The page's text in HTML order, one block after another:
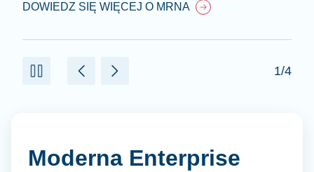
DOWIEDZ SIĘ WIĘCEJ O MRNA
1/4
Moderna Enterprise